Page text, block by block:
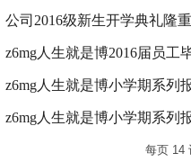
公司2016级新生开学典礼隆
z6mg人生就是博2016届员工
z6mg人生就是博小学期系列
z6mg人生就是博小学期系列
每页 14